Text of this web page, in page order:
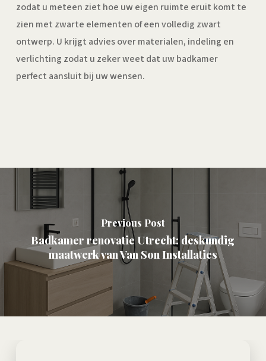
zodat u meteen ziet hoe uw eigen ruimte eruit komt te
zien met zwarte elementen of een volledig zwart
ontwerp. U krijgt advies over materialen, indeling en
verlichting zodat u zeker weet dat uw badkamer
perfect aansluit bij uw wensen.
Previous Post
Badkamer renovatie Utrecht: deskundig
maatwerk van Van Son Installaties